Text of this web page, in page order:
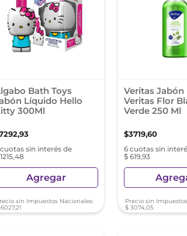
Bath Toys
Líquido Hello
300Ml
,93
sin interés de
Agregar
sin Impuestos Nacionales:
6027,21
Veritas Jabón
Veritas Flor
Verde 250 Ml
$3719,60
6 cuotas sin
$ 619,93
Precio sin
$ 3074,05